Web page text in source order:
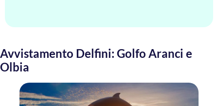
Avvistamento Delfini: Golfo Aranci e
Olbia